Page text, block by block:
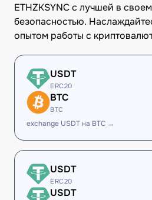
ETHZKSYNC с лучшей в
безопасностью.
опытом работы с
USDT
ERC20
BTC
BTC
exchange USDT на BTC →
USDT
ERC20
USDT